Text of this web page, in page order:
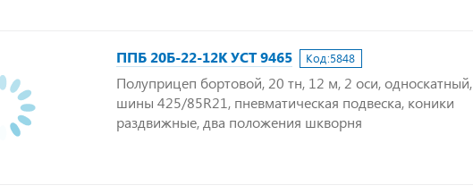
ППБ 20Б-22-12К УСТ 9465 Код:5848
Полуприцеп бортовой, 20 тн, 12 м, 2 оси, односкатный,
шины 425/85R21, пневматическая подвеска, коники
раздвижные, два положения шкворня